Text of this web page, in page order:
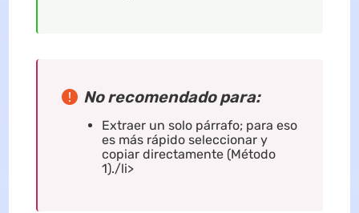
No recomendado para:
Extraer un solo párrafo; para eso
es más rápido seleccionar y
copiar directamente (Método
1)./li>